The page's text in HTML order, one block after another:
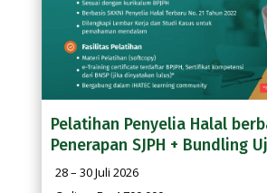
Pelatihan Penyelia Halal
Penerapan SJPH + Bundling
28 – 30 Juli 2026